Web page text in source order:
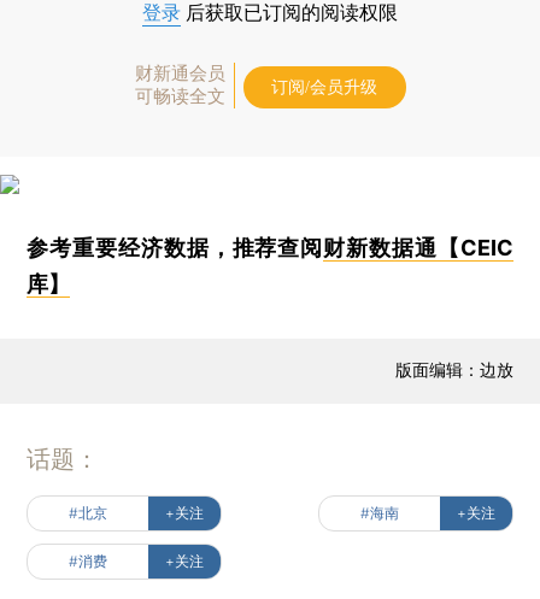
登录 后获取已订阅的阅读权限
财新通会员
可畅读全文
订阅/会员升级
参考重要经济数据，推荐查阅 财新数据通【CEIC
库】
版面编辑：边放
话题：
#北京 +关注 #海南 +关注
#消费 +关注